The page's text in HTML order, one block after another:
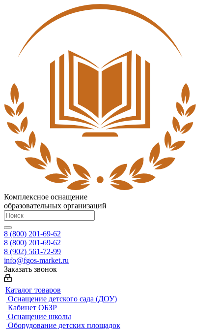
Комплексное оснащение
образовательных организаций
8 (800) 201-69-62
8 (800) 201-69-62
8 (902) 561-72-99
info@fgos-market.ru
Заказать звонок
Каталог товаров
Оснащение детского сада (ДОУ)
Кабинет ОБЗР
Оснащение школы
Оборудование детских площадок